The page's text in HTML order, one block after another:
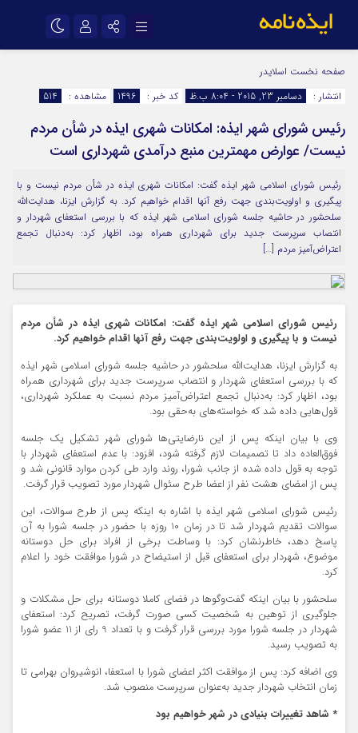
اینستاگرام
سروش
ایتا
آپارات
اپلیکیشن رمز عبور
مرا به خاطر بسپار
صفحه نخست اسلایدر
انتشار :
دسامبر 23, 2015 - 8:04 ب.ظ کد خبر : 1496 مشاهده : 514
رئیس شورای شهر ایذه: امکانات شهری ایذه در شأن مردم
نیست/ عوارض مهمترین منبع درآمدی شهرداری است
رئیس شورای اسلامی شهر ایذه گفت: امکانات شهری ایذه در شأن مردم نیست و با
پیگیری و اولویت‌بندی جهت رفع آنها اقدام خواهیم کرد. به گزارش ایزنا، هدایت‌الله
سلحشور در حاشیه جلسه شورای اسلامی شهر ایذه که با بررسی استعفای شهردار و
انتصاب سرپرست جدید برای شهرداری همراه بود، اظهار کرد: به‌دنبال تجمع
اعتراض‌آمیز مردم […]
رئیس شورای اسلامی شهر ایذه گفت: امکانات شهری ایذه در شأن مردم
نیست و با پیگیری و اولویت‌بندی جهت رفع آنها اقدام خواهیم کرد.
به گزارش ایزنا، هدایت‌الله سلحشور در حاشیه جلسه شورای اسلامی شهر ایذه
که با بررسی استعفای شهردار و انتصاب سرپرست جدید برای شهرداری همراه
بود، اظهار کرد: به‌دنبال تجمع اعتراض‌آمیز مردم نسبت به عملکرد شهرداری،
قول‌هایی داده شد که خواسته‌های به‌حقی بود.
وی با بیان اینکه پس از این نارضایتی‌ها شورای شهر تشکیل یک جلسه
فوق‌العاده داد تا تصمیمات لازم گرفته شود، افزود: با عدم استعفای شهردار با
توجه به قول داده شده از جانب شورا، روند وارد طی کردن موارد قانونی شد و
پس از امضای هشت نفر از اعضا طرح سئوال شهردار مورد تصویب قرار گرفت.
رئیس شورای اسلامی شهر ایذه با اشاره به اینکه پس از طرح سوالات، این
سوالات تقدیم شهردار شد تا در زمان 10 روزه با حضور در جلسه شورا به آن
پاسخ دهد، خاطرنشان کرد: با وساطت برخی از افراد برای حل دوستانه
موضوع، شهردار برای استعفای قبل از استیضاح در شورا موافقت خود را اعلام
کرد.
سلحشور با بیان اینکه گفت‌و‌گوها در فضای کاملا دوستانه برای حل مشکلات و
جلوگیری از توهین به شخصیت کسی صورت گرفت، تصریح کرد: استعفای
شهردار در جلسه شورا مورد بررسی قرار گرفت و با تعداد 9 رای از 11 عضو شورا
به تصویب رسید.
وی اضافه کرد: پس از موافقت اکثر اعضای شورا با استعفا، انوشیروان بهرامی تا
زمان انتخاب شهردار جدید به‌عنوان سرپرست منصوب شد.
* شاهد تغییرات بنیادی در شهر خواهیم بود